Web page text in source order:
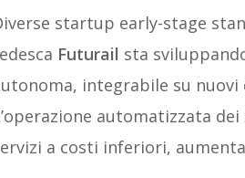
startup early-stage
Futurail sta
integrabile su
automatizzata
a costi inferiori,